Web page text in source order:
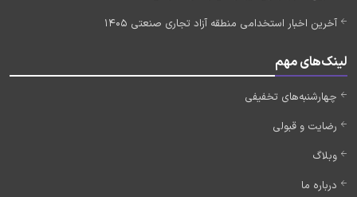
آخرین اخبار استخدامی منطقه آزاد تجاری صنعتی 1405
لینک‌های مهم
چهارشنبه‌های تخفیفی
رضایت و قبولی
وبلاگ
درباره ما